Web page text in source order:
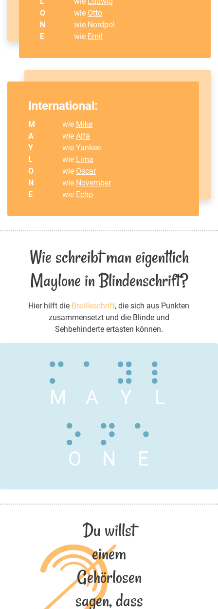
O
wie Otto
N
wie Nordpol
E
wie Emil
International:
M wie Mike
A
wieAlfa
Y
wie Yankee
L
wie Lima
O
wie Oscar
N
wie November
E
wie Echo
Wie schreibt man eigentlich
Maylone in Blindenschrift?
Hier hilft die Brailleschrift, die sich aus Punkten
zusammensetzt und die Blinde und
Sehbehinderte ertasten können.
M A Y L
O N E
Du willst
einem
Gehörlosen
sagen, dass